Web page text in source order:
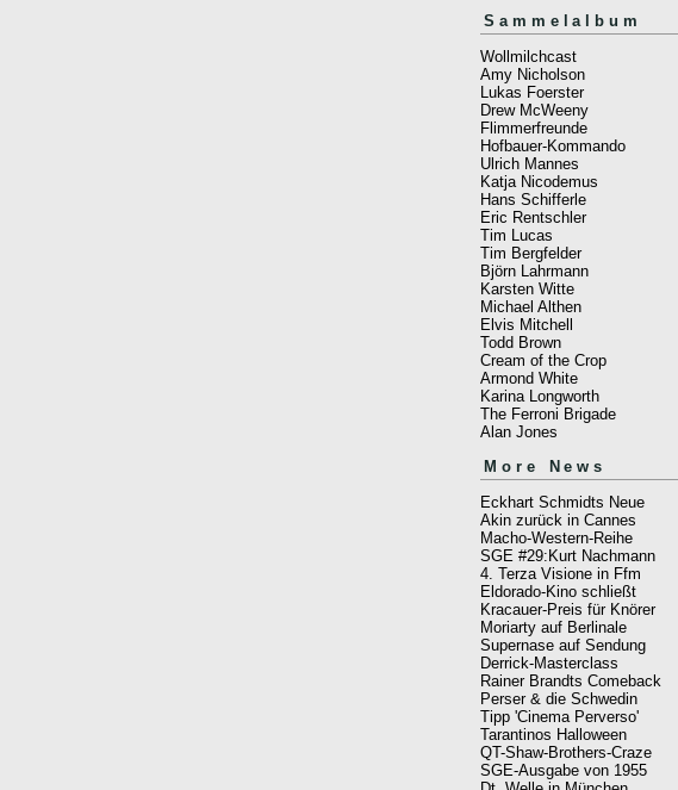
Sammelalbum
Wollmilchcast
Amy Nicholson
Lukas Foerster
Drew McWeeny
Flimmerfreunde
Hofbauer-Kommando
Ulrich Mannes
Katja Nicodemus
Hans Schifferle
Eric Rentschler
Tim Lucas
Tim Bergfelder
Björn Lahrmann
Karsten Witte
Michael Althen
Elvis Mitchell
Todd Brown
Cream of the Crop
Armond White
Karina Longworth
The Ferroni Brigade
Alan Jones
More News
Eckhart Schmidts Neue
Akin zurück in Cannes
Macho-Western-Reihe
SGE #29:Kurt Nachmann
4. Terza Visione in Ffm
Eldorado-Kino schließt
Kracauer-Preis für Knörer
Moriarty auf Berlinale
Supernase auf Sendung
Derrick-Masterclass
Rainer Brandts Comeback
Perser & die Schwedin
Tipp 'Cinema Perverso'
Tarantinos Halloween
QT-Shaw-Brothers-Craze
SGE-Ausgabe von 1955